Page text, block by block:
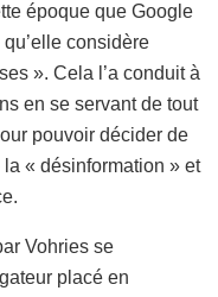
époque que Google
considère
». Cela l’a conduit à
en se servant de tout
pouvoir décider de
« désinformation » et
Vohries se
placé en